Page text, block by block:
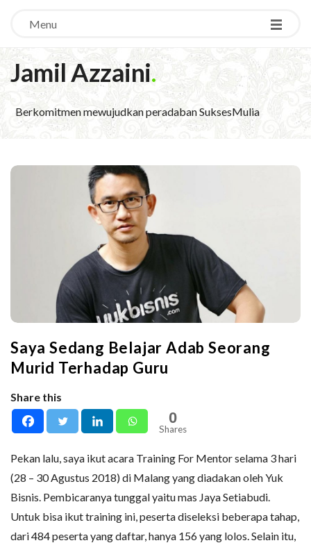
Menu
Jamil Azzaini.
Berkomitmen mewujudkan peradaban SuksesMulia
Saya Sedang Belajar Adab Seorang
Murid Terhadap Guru
Share this
0
Shares
Pekan lalu, saya ikut acara Training For Mentor selama 3 hari
(28 – 30 Agustus 2018) di Malang yang diadakan oleh Yuk
Bisnis. Pembicaranya tunggal yaitu mas Jaya Setiabudi.
Untuk bisa ikut training ini, peserta diseleksi beberapa tahap,
dari 484 peserta yang daftar, hanya 156 yang lolos. Selain itu,